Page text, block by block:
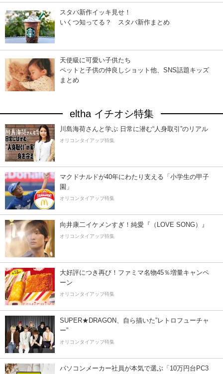
スタバ新作イッキ見せ！
いくつ知ってる？ スタバ新作まとめ
天使級に可愛い子供たち
ペットと子供の仲良しショット他、SNS話題キッズ
まとめ
eltha イチオシ特集
川島海荷さんと学ぶ 日常に潜む“人身取引”のリアル
オリコンタイアップ特集
マクドナルドが40年にわたり支える「小学生の甲子
園」
オリコンタイアップ特集
向井康二イケメンすぎ！純愛『（LOVE SONG）』
オリコンタイアップ特集
大好評につき再び！ファミマ名物45％増量キャンペ
ーン
オリコンタイアップ特集
SUPER★DRAGON、自ら描いた”レトロフューチャ
ー”
オリコンタイアップ特集
パソコンメーカー社員が本気で選ぶ「10万円台PC3